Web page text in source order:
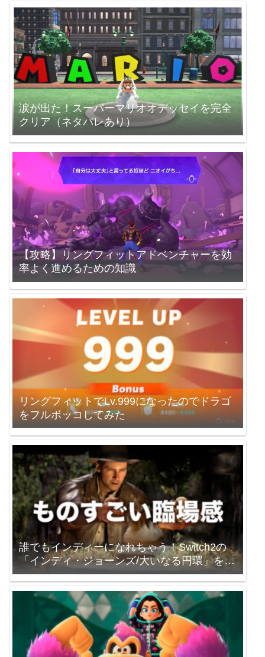
涙が出た！スーパーマリオオデッセイを完全
クリア（ネタバレあり）
【攻略】リングフィットアドベンチャーを効
率よく進めるための知識
リングフィットでLv.999になったのでドラゴ
をフルボッコしてみた
誰でもインディーになれちゃう！Switch2の
「インディ・ジョーンズ/大いなる円環」を買
いました。